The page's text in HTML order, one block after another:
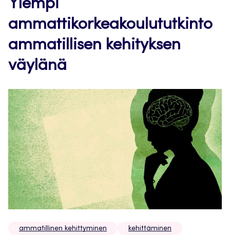
Ylempi
ammattikorkeakoulututkinto
ammatillisen kehityksen
väylänä
ammatillinen kehittyminen
kehittäminen